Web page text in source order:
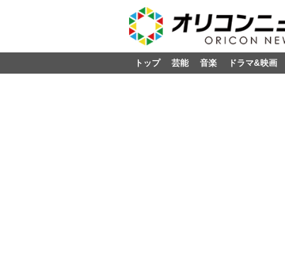
トップ 芸能 音楽 ドラマ&映画